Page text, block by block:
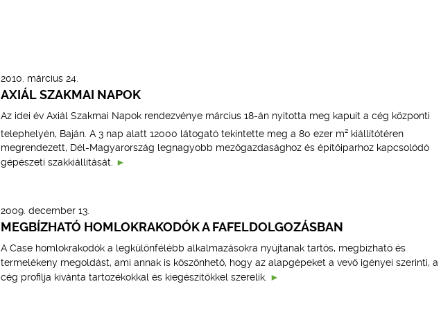
2010. március 24.
AXIÁL SZAKMAI NAPOK
Az idei év Axiál Szakmai Napok rendezvénye március 18-án nyitotta meg kapuit a cég központi
telephelyén, Baján. A 3 nap alatt 12000 látogató tekintette meg a 80 ezer m2kiállítótéren
megrendezett, Dél-Magyarország legnagyobb mezőgazdasághoz és építőiparhoz kapcsolódó
gépészeti szakkiállítását.
2009. december 13.
MEGBÍZHATÓ HOMLOKRAKODÓK A FAFELDOLGOZÁSBAN
A Case homlokrakodók a legkülönfélébb alkalmazásokra nyújtanak tartós, megbízható és
termelékeny megoldást, ami annak is köszönhető, hogy az alapgépeket a vevő igényei szerinti, a
cég profilja kívánta tartozékokkal és kiegészítőkkel szerelik.